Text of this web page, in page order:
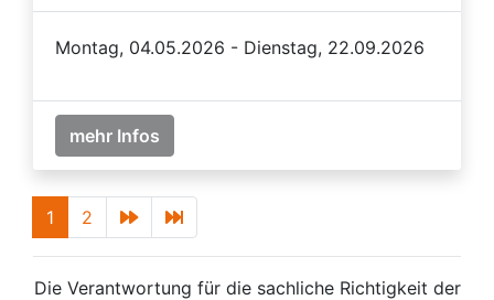
Montag, 04.05.2026 - Dienstag, 22.09.2026
mehr Infos
1 2
Die Verantwortung für die sachliche Richtigkeit der